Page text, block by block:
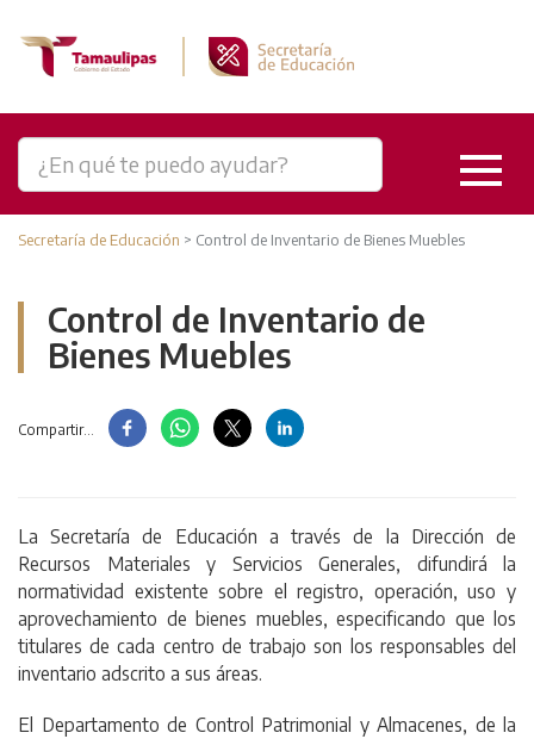
Secretaría de Educación > Control de Inventario de Bienes Muebles
Control de Inventario de
Bienes Muebles
Compartir...
La Secretaría de Educación a través de la Dirección de
Recursos Materiales y Servicios Generales, difundirá la
normatividad existente sobre el registro, operación, uso y
aprovechamiento de bienes muebles, especificando que los
titulares de cada centro de trabajo son los responsables del
inventario adscrito a sus áreas.
El Departamento de Control Patrimonial y Almacenes, de la